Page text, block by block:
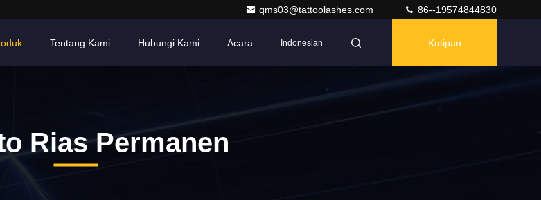
qms03@tattoolashes.com 86--19574844830
Tentang Kami Hubungi Kami Acara Indonesian Kutipan
Rias Permanen